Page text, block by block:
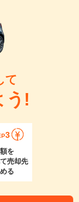
て
う!
3
を
売却先
る